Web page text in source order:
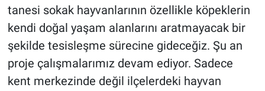
tanesi sokak hayvanlarının özellikle köpeklerin
kendi doğal yaşam alanlarını aratmayacak bir
şekilde tesisleşme sürecine gideceğiz. Şu an
proje çalışmalarımız devam ediyor. Sadece
kent merkezinde değil ilçelerdeki hayvan